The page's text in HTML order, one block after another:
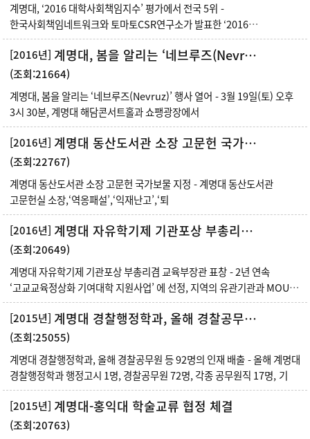
계명대, ‘2016 대학사회책임지수’ 평가에서 전국 5위 -
한국사회책임네트워크와 토마토CSR연구소가 발표한 ‘2016
대학사회책임
[2016년]
계명대, 봄을 알리는 ‘네브루즈(Nevruz)’ 행사 열어
(조회:21664)
계명대, 봄을 알리는 ‘네브루즈(Nevruz)’ 행사 열어 - 3월 19일(토) 오후
3시 30분, 계명대 해담콘서트홀과 쇼팽광장에서
[2016년] 계명대 동산도서관 소장 고문헌 국가보물 지정
(조회:22767)
계명대 동산도서관 소장 고문헌 국가보물 지정 - 계명대 동산도서관
고문헌실 소장,‘역옹패설’,‘익재난고’,‘퇴
[2016년] 계명대 자유학기제 기관포상 부총리겸 교육부장관 표창
(조회:20649)
계명대 자유학기제 기관포상 부총리겸 교육부장관 표창 - 2년 연속
‘고교교육정상화 기여대학 지원사업’ 에 선정, 지역의 유관기관과 MOU를
체
[2015년]
계명대 경찰행정학과, 올해 경찰공무원 등 92명의 인재 배출
(조회:25055)
계명대 경찰행정학과, 올해 경찰공무원 등 92명의 인재 배출 - 올해 계명대
경찰행정학과 행정고시 1명, 경찰공무원 72명, 각종 공무원직 17명, 기
[2015년] 계명대-홍익대 학술교류 협정 체결
(조회:20763)